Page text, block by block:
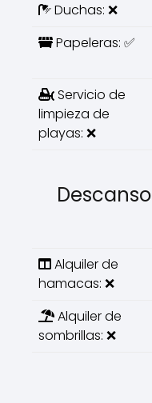
Duchas: ❌
Papeleras: ✅
Servicio de
limpieza de
playas: ❌
Descanso
Alquiler de
hamacas: ❌
Alquiler de
sombrillas: ❌